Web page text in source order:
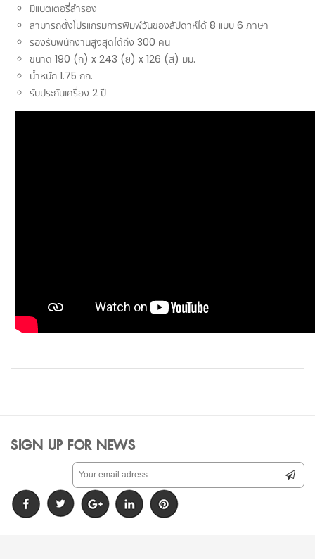
มีแบตเตอรี่สำรอง
สามารถตั้งโปรแกรมการพิมพ์วันของสัปดาห์ได้ 8 แบบ 6 ภาษา
รองรับพนักงานสูงสุดได้ถึง 300 คน
ขนาด 190 (ก) x 243 (ย) x 126 (ส) มม.
น้ำหนัก 1.75 กก.
รับประกันเครื่อง 2 ปี
SIGN UP FOR NEWS